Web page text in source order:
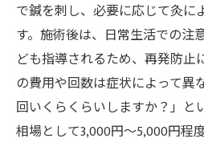
で鍼を刺し、必要に応じて灸に
す。施術後は、日常生活での注
ども指導されるため、再発防止
の費用や回数は症状によって異
回いくらくらいしますか？」と
相場として3,000円〜5,000円程